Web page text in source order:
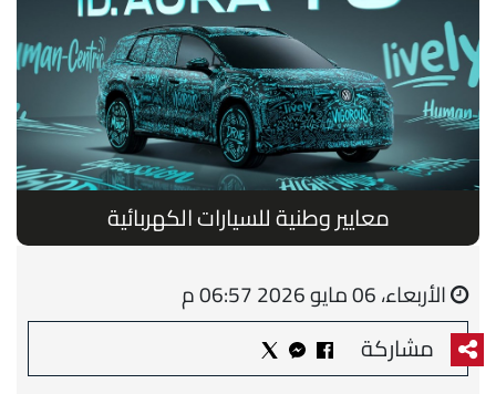
معايير وطنية للسيارات الكهربائية
الأربعاء، 06 مايو 2026 06:57 م
مشاركة